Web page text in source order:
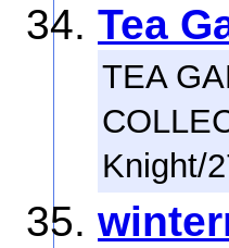
Tea
TEA
Knight/